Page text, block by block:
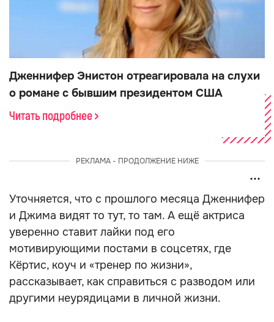
Дженнифер Энистон отреагировала на слухи
о романе с бывшим президентом США
Читать подробнее
РЕКЛАМА - ПРОДОЛЖЕНИЕ НИЖЕ
Уточняется, что с прошлого месяца Дженнифер
и Джима видят то тут, то там. А ещё актриса
уверенно ставит лайки под его
мотивирующими постами в соцсетях, где
Кёртис, коуч и «тренер по жизни»,
рассказывает, как справиться с разводом или
другими неурядицами в личной жизни.